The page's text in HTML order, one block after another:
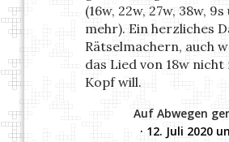
(16w, 22w, 27w, 38w,
mehr). Ein herzliches
Rätselmachern, auch
das Lied von 18w nicht
Kopf will.
Auf Abwegen
12. Juli 2020